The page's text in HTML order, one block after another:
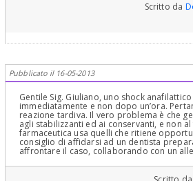
Scritto da
Pubblicato il 16-05-2013
Gentile Sig. Giuliano, uno shock
immediatamente e non dopo un’ora.
reazione tardiva. Il vero problema è che
agli stabilizzanti ed ai conservanti, e non
farmaceutica usa quelli che ritiene
consiglio di affidarsi ad un dentista
affrontare il caso, collaborando con un